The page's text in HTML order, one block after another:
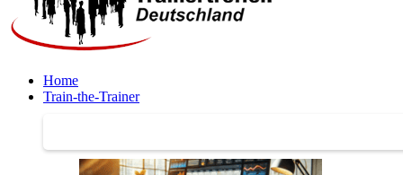
Home
Train-the-Trainer